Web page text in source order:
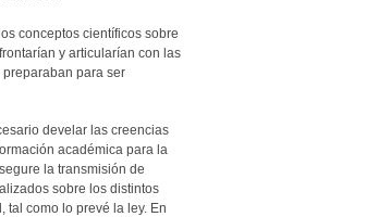
conceptos científicos sobre
y articularían con las
para ser
develar las creencias
académica para la
la transmisión de
sobre los distintos
tal como lo prevé la ley. En